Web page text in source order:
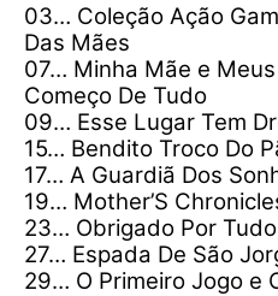
03… Coleção Ação
Das Mães
07… Minha Mãe e
Começo De Tudo
09… Esse Lugar Tem
15… Bendito Troco Do
17… A Guardiã Dos
19… Mother’S
23… Obrigado Por
27… Espada De São
29… O Primeiro Jogo e